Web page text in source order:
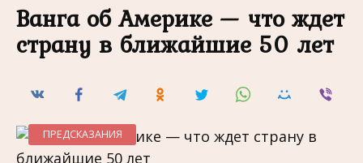
Ванга об Америке — что ждет
страну в ближайшие 50 лет
ПРЕДСКАЗАНИЯ